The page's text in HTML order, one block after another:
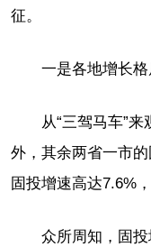
征。
一是各地增长格
从“三驾马车”
外，其余两省一市
固投增速高达7.6%
众所周知，固